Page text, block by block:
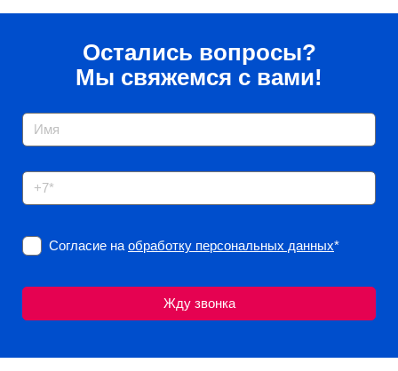
Остались вопросы?
Мы свяжемся с вами!
Согласие на обработку персональных данных*